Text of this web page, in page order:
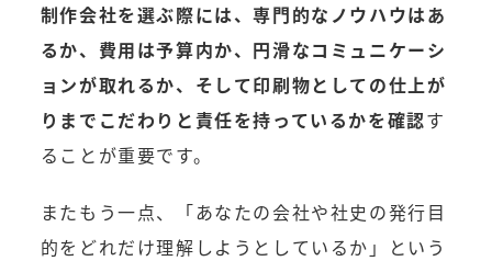
制作会社を選ぶ際には、専門的なノウハウはあ
るか、費用は予算内か、円滑なコミュニケーシ
ョンが取れるか、そして印刷物としての仕上が
りまでこだわりと責任を持っているかを確認す
ることが重要です。
またもう一点、「あなたの会社や社史の発行目
的をどれだけ理解しようとしているか」という